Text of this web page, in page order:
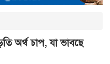
অর্থ চাপ, যা ভাবছে